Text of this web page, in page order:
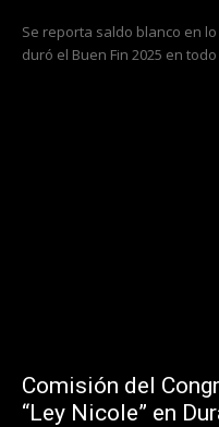
Se reporta saldo blanco en
duró el Buen Fin 2025 en
Comisión del
“Ley Nicole” en